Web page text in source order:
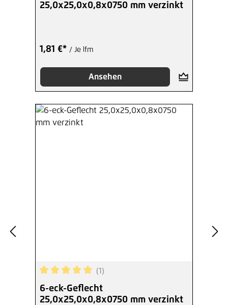
25,0x25,0x0,8x0750 mm verzinkt
1,81 €* / Je lfm
Ansehen
Durchschnittliche Bewertung von 5 von 5
(1)
6-eck-Geflecht
25,0x25,0x0,8x0750 mm verzinkt